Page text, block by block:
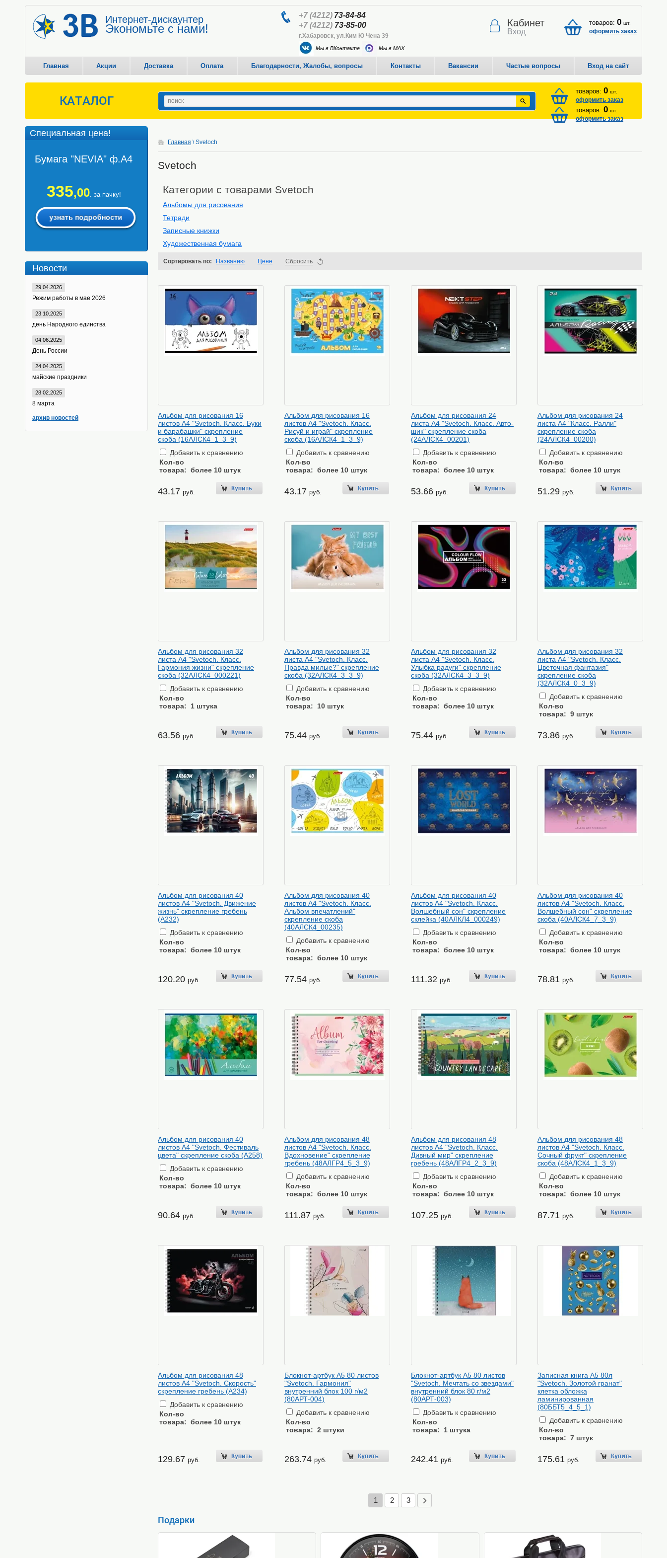
Интернет-дискаунтер
Экономьте с нами! товаров: 0 шт.
оформить заказ
Кабинет
Вход
Мы в ВКонтакте Мы в MAX
+7 (4212) 73-84-84
+7 (4212) 73-85-00
г.Хабаровск, ул.Ким Ю Чена 39
Главная Акции Доставка Оплата Благодарности, Жалобы, вопросы Контакты Вакансии Частые вопросы Вход на сайт
КАТАЛОГ
товаров: 0 шт.
оформить заказ
товаров: 0 шт.
оформить заказ
Специальная цена!
Бумага "NEVIA" ф.А4
335,00. за пачку!
Новости
29.04.2026
Режим работы в мае 2026
23.10.2025
день Народного единства
04.06.2025
День России
24.04.2025
майские праздники
28.02.2025
8 марта
архив новостей
Главная \ Svetoch
Svetoch
Категории с товарами Svetoch
Альбомы для рисования
Тетради
Записные книжки
Художественная бумага
Сортировать по: Названию Цене Сбросить
Альбом для рисования 16
листов А4 "Svetoch. Класс. Буки
и барабашки" скрепление
скоба (16АЛСК4_1_3_9)
Добавить к сравнению
Кол-во
товара: более 10 штук
43.17 руб.
Альбом для рисования 16
листов А4 "Svetoch. Класс.
Рисуй и играй" скрепление
скоба (16АЛСК4_1_3_9)
Добавить к сравнению
Кол-во
товара: более 10 штук
43.17 руб.
Альбом для рисования 24
листа А4 "Svetoch. Класс. Авто-
шик" скрепление скоба
(24АЛСК4_00201)
Добавить к сравнению
Кол-во
товара: более 10 штук
53.66 руб.
Альбом для рисования 24
листа А4 "Класс. Ралли"
скрепление скоба
(24АЛСК4_00200)
Добавить к сравнению
Кол-во
товара: более 10 штук
51.29 руб.
Альбом для рисования 32
листа А4 "Svetoch. Класс.
Гармония жизни" скрепление
скоба (32АЛСК4_000221)
Добавить к сравнению
Кол-во
товара:
1 штука
63.56 руб.
Альбом для рисования 32
листа А4 "Svetoch. Класс.
Правда милые?" скрепление
скоба (32АЛСК4_3_3_9)
Добавить к сравнению
Кол-во
товара:
10 штук
75.44 руб.
Альбом для рисования 32
листа А4 "Svetoch. Класс.
Улыбка радуги" скрепление
скоба (32АЛСК4_3_3_9)
Добавить к сравнению
Кол-во
товара: более 10 штук
75.44 руб.
Альбом для рисования 32
листа А4 "Svetoch. Класс.
Цветочная фантазия"
скрепление скоба
(32АЛСК4_0_3_9)
Добавить к сравнению
Кол-во
товара: 9 штук
73.86 руб.
Альбом для рисования 40
листов А4 "Svetoch. Движение
жизнь" скрепление гребень
(А232)
Добавить к сравнению
Кол-во
товара: более 10 штук
120.20 руб.
Альбом для рисования 40
листов А4 "Svetoch. Класс.
Альбом впечатлений"
скрепление скоба
(40АЛСК4_00235)
Добавить к сравнению
Кол-во
товара: более 10 штук
77.54 руб.
Альбом для рисования 40
листов А4 "Svetoch. Класс.
Волшебный сон" скрепление
склейка (40АЛКЛ4_000249)
Добавить к сравнению
Кол-во
товара: более 10 штук
111.32 руб.
Альбом для рисования 40
листов А4 "Svetoch. Класс.
Волшебный сон" скрепление
скоба (40АЛСК4_7_3_9)
Добавить к сравнению
Кол-во
товара: более 10 штук
78.81 руб.
Альбом для рисования 40
листов А4 "Svetoch. Фестиваль
цвета" скрепление скоба (А258)
Добавить к сравнению
Кол-во
товара: более 10 штук
90.64 руб.
Альбом для рисования 48
листов А4 "Svetoch. Класс.
Вдохновение" скрепление
гребень (48АЛГР4_5_3_9)
Добавить к сравнению
Кол-во
товара: более 10 штук
111.87 руб.
Альбом для рисования 48
листов А4 "Svetoch. Класс.
Дивный мир" скрепление
гребень (48АЛГР4_2_3_9)
Добавить к сравнению
Кол-во
товара: более 10 штук
107.25 руб.
Альбом для рисования 48
листов А4 "Svetoch. Класс.
Сочный фрукт" скрепление
скоба (48АЛСК4_1_3_9)
Добавить к сравнению
Кол-во
товара: более 10 штук
87.71 руб.
Альбом для рисования 48
листов А4 "Svetoch. Скорость"
скрепление гребень (А234)
Добавить к сравнению
Кол-во
товара: более 10 штук
129.67 руб.
Блокнот-артбук А5 80 листов
"Svetoch. Гармония"
внутренний блок 100 г/м2
(80АРТ-004)
Добавить к сравнению
Кол-во
товара: 2 штуки
263.74 руб.
Блокнот-артбук А5 80 листов
"Svetoch. Мечтать со звездами"
внутренний блок 80 г/м2
(80АРТ-003)
Добавить к сравнению
Кол-во
товара:
1 штука
242.41 руб.
Записная книга А5 80л
"Svetoch. Золотой гранат"
клетка обложка
ламинированная
(80ББТ5_4_5_1)
Добавить к сравнению
Кол-во
товара: 7 штук
175.61 руб.
1 2 3
Подарки